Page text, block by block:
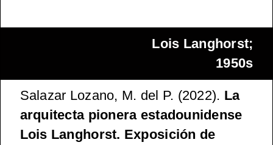
Lois Langhorst;
1950s
Salazar Lozano, M. del P. (2022). La
arquitecta pionera estadounidense
Lois Langhorst. Exposición de